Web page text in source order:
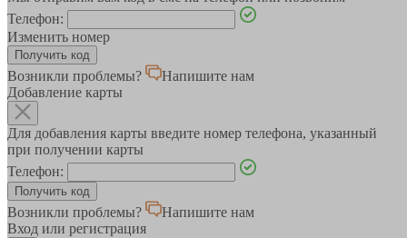
Телефон:
Изменить номер
Возникли проблемы?
Напишите нам
Добавление карты
Для добавления карты введите номер телефона, указанный
при получении карты
Телефон:
Возникли проблемы?
Напишите нам
Вход или регистрация